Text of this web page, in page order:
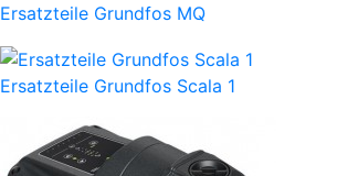
Ersatzteile Grundfos MQ
Ersatzteile Grundfos Scala 1